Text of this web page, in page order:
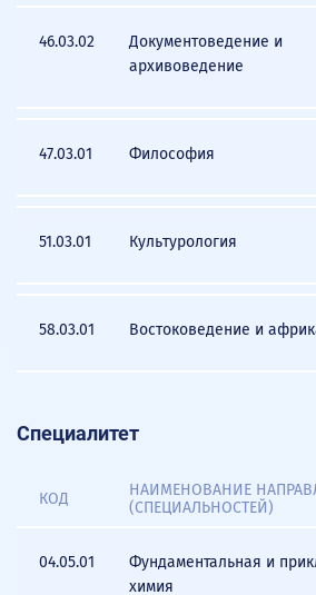
46.03.02
Документоведение и
архивоведение
47.03.01 Философия
51.03.01 Культурология
58.03.01 Востоковедение и
Специалитет
КОД
НАИМЕНОВАНИЕ
(СПЕЦИАЛЬНОСТЕЙ)
04.05.01
Фундаментальная и
химия